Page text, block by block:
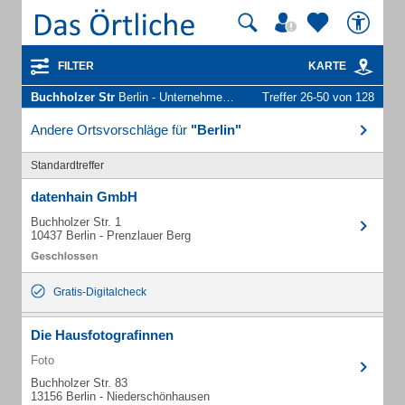
FILTER KARTE
Buchholzer Str Berlin - Unternehmen und Personen Treffer 26-50 von 128
Andere Ortsvorschläge für "Berlin"
Standardtreffer
datenhain GmbH
Buchholzer Str. 1
10437 Berlin - Prenzlauer Berg
Gratis-Digitalcheck
Die Hausfotografinnen
Foto
Buchholzer Str. 83
13156 Berlin - Niederschönhausen